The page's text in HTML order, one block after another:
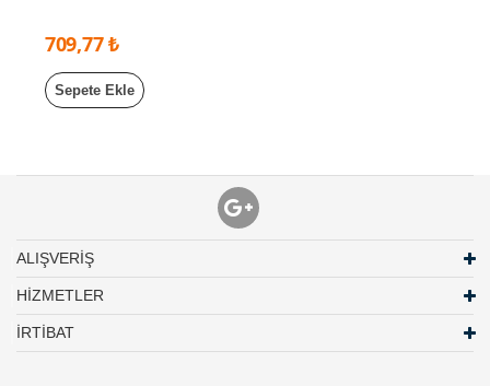
709,77 ₺
Sepete Ekle
ALIŞVERİŞ
HİZMETLER
İRTİBAT